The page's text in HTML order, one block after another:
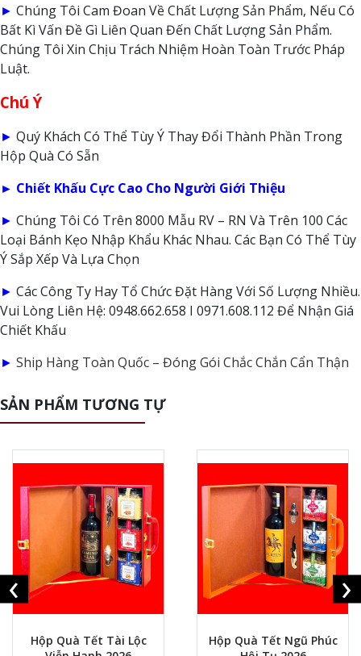
► Chúng Tôi Cam Đoan Về Chất Lượng Sản Phẩm, Nếu Có
Bất Kì Vấn Đề Gì Liên Quan Đến Chất Lượng Sản Phẩm.
Chúng Tôi Xin Chịu Trách Nhiệm Hoàn Toàn Trước Pháp
Luật.
Chú Ý
► Quý Khách Có Thể Tùy Ý Thay Đổi Thành Phần Trong
Hộp Quà Có Sẵn
► Chiết Khấu Cực Cao Cho Người Giới Thiệu
► Chúng Tôi Có Trên 8000 Mẫu RV – RN Và Trên 100 Các
Loại Bánh Kẹo Nhập Khẩu Khác Nhau. Các Bạn Có Thể Tùy
Ý Sắp Xếp Và Lựa Chọn
► Các Công Ty Hay Tổ Chức Đặt Hàng Với Số Lượng Nhiều.
Vui Lòng Liên Hệ: 0948.662.658 I 0971.608.112 Để Nhận Giá
Chiết Khấu
► Ship Hàng Toàn Quốc – Đóng Gói Chắc Chắn Cẩn Thận
SẢN PHẨM TƯƠNG TỰ
Hộp Quà Tết Tài Lộc
Hộp Quà Tết Ngũ Phúc
‹ ›